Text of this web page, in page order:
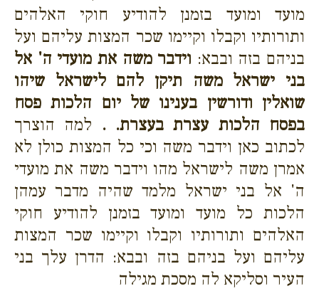
מועד ומועד בזמנן להודיע חוקי האלהים
ותורותיו וקבלו וקיימו שכר המצות עליהם ועל
בניהם בזה ובבא: וידבר משה את מועדי ה' אל
בני ישראל משה תיקן להם לישראל שיהו
שואלין ודורשין בענינו של יום הלכות פסח
בפסח הלכות עצרת בעצרת. . למה הוצרך
לכתוב כאן וידבר משה וכי כל המצות כולן לא
אמרן משה לישראל מהו וידבר משה את מועדי
ה' אל בני ישראל מלמד שהיה מדבר עמהן
הלכות כל מועד ומועד בזמנן להודיע חוקי
האלהים ותורותיו וקבלו וקיימו שכר המצות
עליהם ועל בניהם בזה ובבא: הדרן עלך בני
העיר וסליקא לה מסכת מגילה